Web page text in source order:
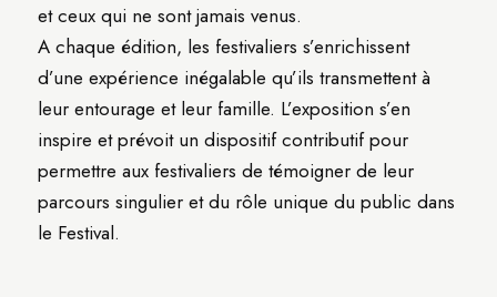
et ceux qui ne sont jamais venus.
A chaque édition, les festivaliers s’enrichissent
d’une expérience inégalable qu’ils transmettent à
leur entourage et leur famille. L’exposition s’en
inspire et prévoit un dispositif contributif pour
permettre aux festivaliers de témoigner de leur
parcours singulier et du rôle unique du public dans
le Festival.